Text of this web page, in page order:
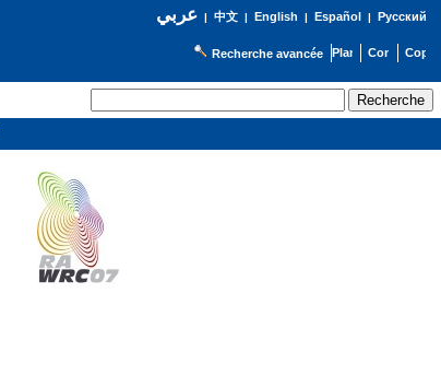
عربي| 中文| English | Español | Русский
Recherche avancée